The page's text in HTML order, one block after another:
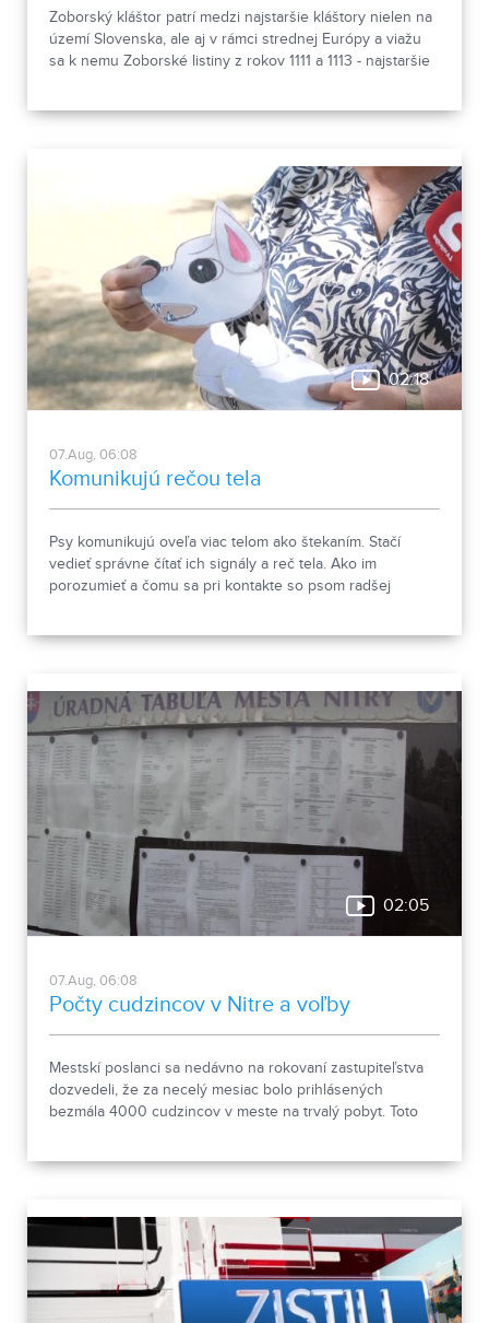
Zoborský kláštor patrí medzi najstaršie kláštory nielen na
území Slovenska, ale aj v rámci strednej Európy a viažu
sa k nemu Zoborské listiny z rokov 1111 a 1113 - najstaršie
02:18
07.Aug, 06:08
Komunikujú rečou tela
Psy komunikujú oveľa viac telom ako štekaním. Stačí
vedieť správne čítať ich signály a reč tela. Ako im
porozumieť a čomu sa pri kontakte so psom radšej
02:05
07.Aug, 06:08
Počty cudzincov v Nitre a voľby
Mestskí poslanci sa nedávno na rokovaní zastupiteľstva
dozvedeli, že za necelý mesiac bolo prihlásených
bezmála 4000 cudzincov v meste na trvalý pobyt. Toto